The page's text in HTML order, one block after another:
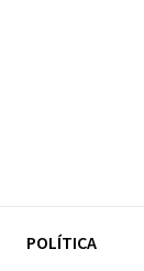
POLÍTICA